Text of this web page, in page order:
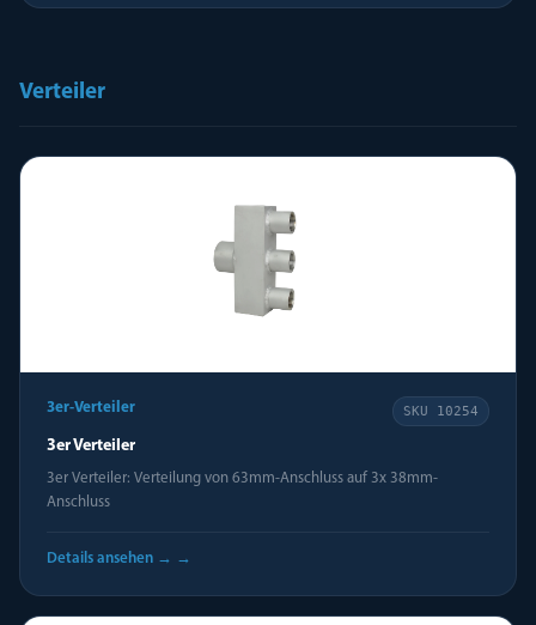
Verteiler
3er-Verteiler SKU 10254
3er Verteiler
3er Verteiler: Verteilung von 63mm-Anschluss auf 3x 38mm-
Anschluss
Details ansehen → →